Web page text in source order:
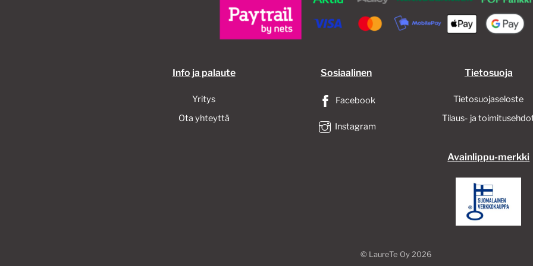
Info ja palaute
Yritys
Ota yhteyttä
Sosiaalinen
Facebook
Instagram
Tietosuoja
Tietosuojaseloste
Tilaus- ja
Avainlippu-merkki
© LaureTe Oy2026